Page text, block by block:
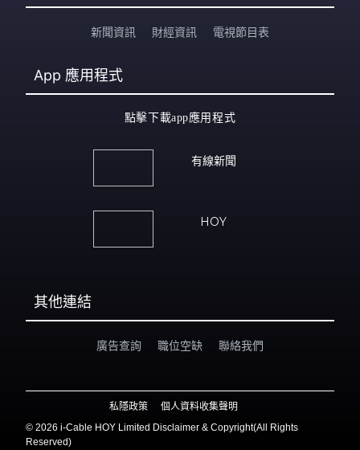
新聞資訊 財經資訊 電視節目表
App 應用程式
點擊下載app應用程式
有線新聞
HOY
其他連結
廣告查詢 職位空缺 聯絡我們
私隱政策
個人資料收集聲明
© 2026 i-Cable HOY Limited Disclaimer & Copyright(All Rights
Reserved)